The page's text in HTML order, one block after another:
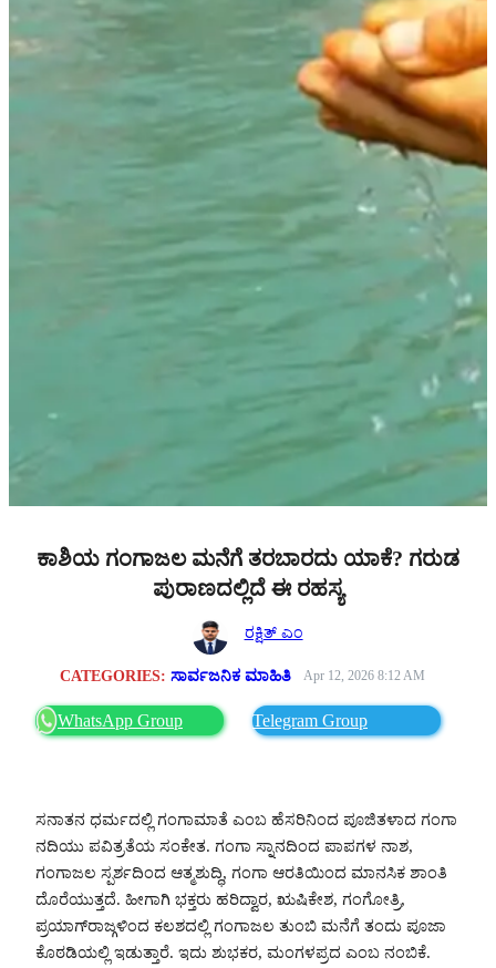
ಕಾಶಿಯ ಗಂಗಾಜಲ ಮನೆಗೆ ತರಬಾರದು ಯಾಕೆ? ಗರುಡ
ಪುರಾಣದಲ್ಲಿದೆ ಈ ರಹಸ್ಯ
ರಕ್ಷಿತ್ ಎಂ
CATEGORIES: ಸಾರ್ವಜನಿಕ ಮಾಹಿತಿ Apr 12, 2026 8:12 AM
WhatsApp Group Telegram Group
ಸನಾತನ ಧರ್ಮದಲ್ಲಿ ಗಂಗಾಮಾತೆ ಎಂಬ ಹೆಸರಿನಿಂದ ಪೂಜಿತಳಾದ ಗಂಗಾ
ನದಿಯು ಪವಿತ್ರತೆಯ ಸಂಕೇತ. ಗಂಗಾ ಸ್ನಾನದಿಂದ ಪಾಪಗಳ ನಾಶ,
ಗಂಗಾಜಲ ಸ್ಪರ್ಶದಿಂದ ಆತ್ಮಶುದ್ಧಿ, ಗಂಗಾ ಆರತಿಯಿಂದ ಮಾನಸಿಕ ಶಾಂತಿ
ದೊರೆಯುತ್ತದೆ. ಹೀಗಾಗಿ ಭಕ್ತರು ಹರಿದ್ವಾರ, ಋಷಿಕೇಶ, ಗಂಗೋತ್ರಿ,
ಪ್ರಯಾಗ್‌ರಾಜ್ಗಳಿಂದ ಕಲಶದಲ್ಲಿ ಗಂಗಾಜಲ ತುಂಬಿ ಮನೆಗೆ ತಂದು ಪೂಜಾ
ಕೊಠಡಿಯಲ್ಲಿ ಇಡುತ್ತಾರೆ. ಇದು ಶುಭಕರ, ಮಂಗಳಪ್ರದ ಎಂಬ ನಂಬಿಕೆ.